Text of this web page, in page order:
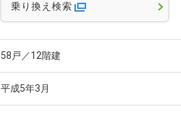
乗り換え検索
58戸／12階建
平成5年3月